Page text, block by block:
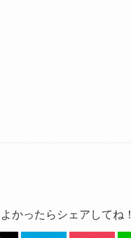
よかったらシェアしてね！